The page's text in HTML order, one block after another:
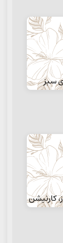
سبز
کارنیشن